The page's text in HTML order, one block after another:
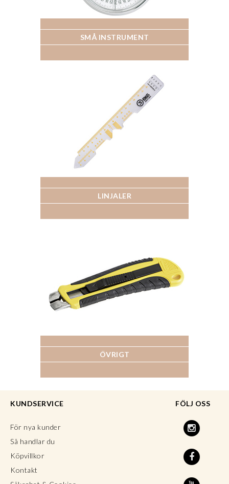
SMÅ INSTRUMENT
LINJALER
ÖVRIGT
FÖLJ OSS
KUNDSERVICE
För nya kunder
Så handlar du
Köpvillkor
Kontakt